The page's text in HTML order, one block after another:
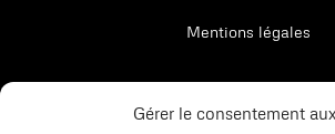
Gérer le consentement aux
Mentions légales